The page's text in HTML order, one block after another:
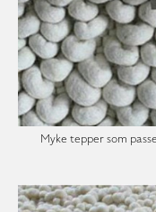
Myke tepper som